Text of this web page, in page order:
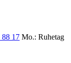
88 17 Mo.: Ruhetag